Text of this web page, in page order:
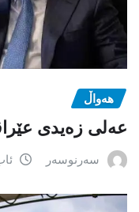
هەواڵ
عەلی زەیدی
سەرنوسەر ئاب 2,